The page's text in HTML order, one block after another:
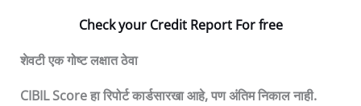
Check your Credit Report For free
शेवटी एक गोष्ट लक्षात ठेवा
CIBIL Score हा रिपोर्ट कार्डसारखा आहे, पण अंतिम निकाल नाही.